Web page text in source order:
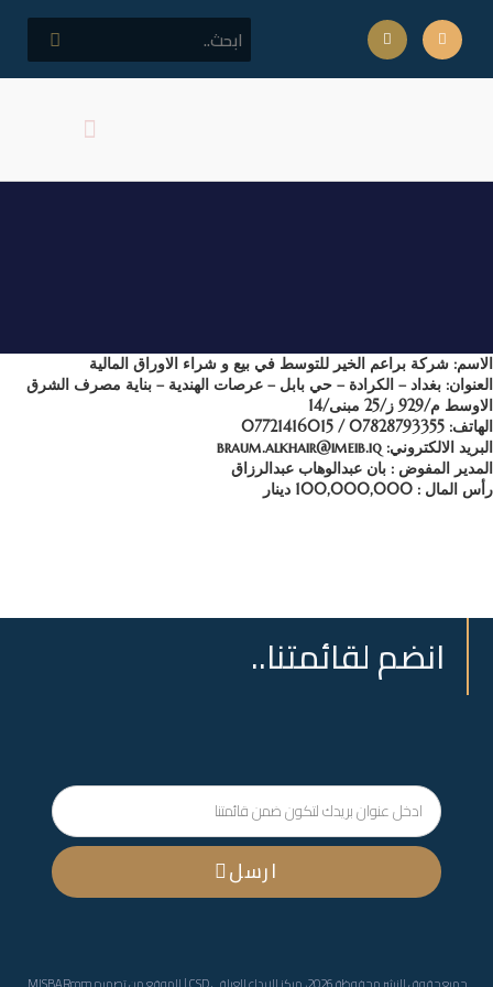
الاسم: شركة براعم الخير للتوسط في بيع و شراء الاوراق المالية
العنوان: بغداد – الكرادة – حي بابل – عرصات الهندية – بناية مصرف الشرق
الاوسط م/929 ز/25 مبنى/14
الهاتف: 07828793355 / 07721416015
البريد الالكتروني: braum.alkhair@imeib.iq
المدير المفوض : بان عبدالوهاب عبدالرزاق
رأس المال : 100,000,000 دينار
انضم لقائمتنا..
ارسل